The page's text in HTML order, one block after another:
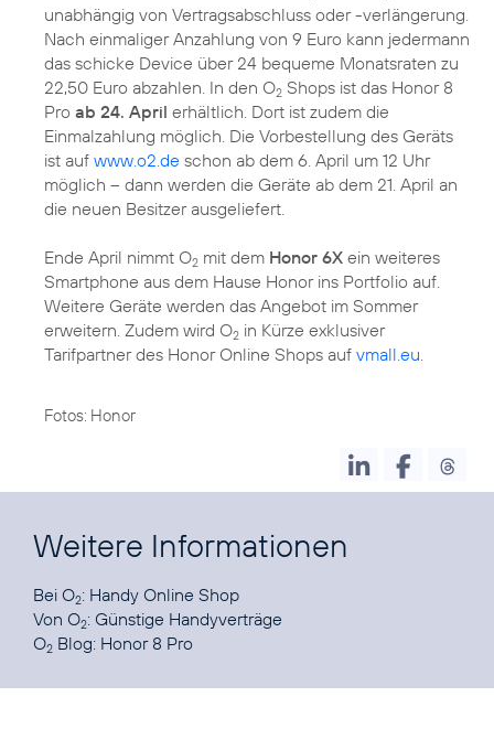
unabhängig von Vertragsabschluss oder -verlängerung.
Nach einmaliger Anzahlung von 9 Euro kann jedermann
das schicke Device über 24 bequeme Monatsraten zu
22,50 Euro abzahlen. In den O2 Shops ist das Honor 8
Pro ab 24. April erhältlich. Dort ist zudem die
Einmalzahlung möglich. Die Vorbestellung des Geräts
ist auf www.o2.de schon ab dem 6. April um 12 Uhr
möglich – dann werden die Geräte ab dem 21. April an
die neuen Besitzer ausgeliefert.
Ende April nimmt O2 mit dem Honor 6X ein weiteres
Smartphone aus dem Hause Honor ins Portfolio auf.
Weitere Geräte werden das Angebot im Sommer
erweitern. Zudem wird O2 in Kürze exklusiver
Tarifpartner des Honor Online Shops auf vmall.eu
Fotos: Honor
Weitere Informationen
Bei O2: Handy Online Shop
Von O2: Günstige Handyverträge
O2 Blog: Honor 8 Pro